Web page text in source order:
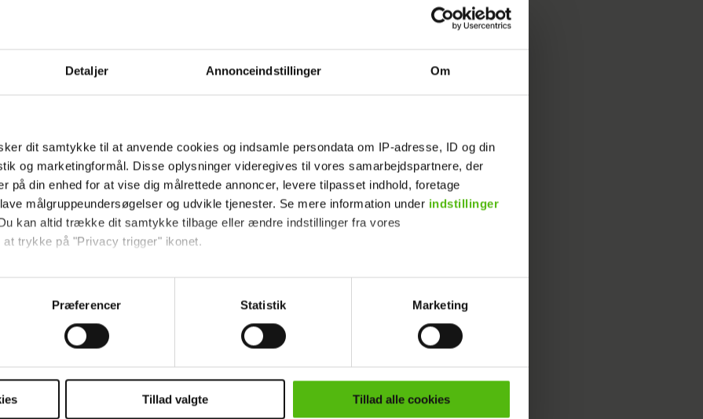
Detaljer Annonceindstillinger Om
dit samtykke til at anvende cookies og indsamle persondata om IP-adresse, ID og din
og marketingformål. Disse oplysninger videregives til vores samarbejdspartnere, der
på din enhed for at vise dig målrettede annoncer, levere tilpasset indhold, foretage
målgruppeundersøgelser og udvikle tjenester. Se mere information under indstillinger
kan altid trække dit samtykke tilbage eller ændre indstillinger fra vores
trykke på "Privacy trigger" ikonet.
og bruge data for at kunne levere og finansiere relevant journalistisk indhold til dig.
cookies fra tredjeparter til at at optimere dit besøg på vores hjemmeside. Vi indsamler data
Præferencer Statistik Marketing
Tillad valgte Tillad alle cookies
kan du smugkigge på aftenens premiereafsnit
kan ses i aften torsdag kl. 20.00 på TV3 eller
på Viaplay